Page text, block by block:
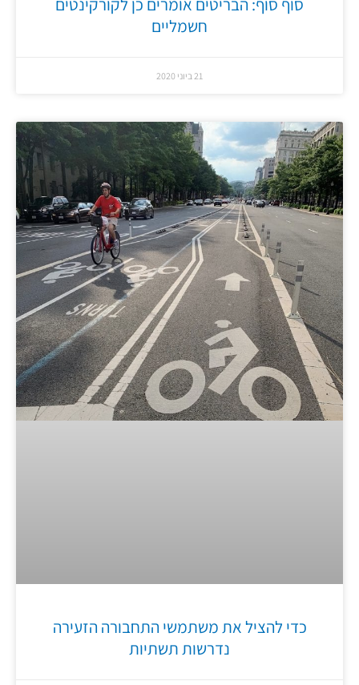
סוף סוף: הבריטים אומרים כן לקורקינטים
חשמליים
21 ביוני 2020
כדי להציל את משתמשי התחבורה הזעירה
נדרשות תשתיות